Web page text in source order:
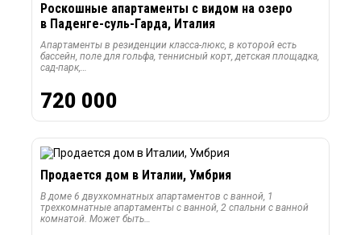
Роскошные апартаменты с видом на озеро
в Паденге-суль-Гарда, Италия
Апартаменты в резиденции класса-люкс, в которой есть
бассейн, поле для гольфа, теннисный корт, детская площадка,
сад-парк,…
720 000
Продается дом в Италии, Умбрия
В доме 6 двухкомнатных апартаментов с ванной, 1
трехкомнатные апартаменты с ванной, 2 спальни с ванной
комнатой. Может быть…